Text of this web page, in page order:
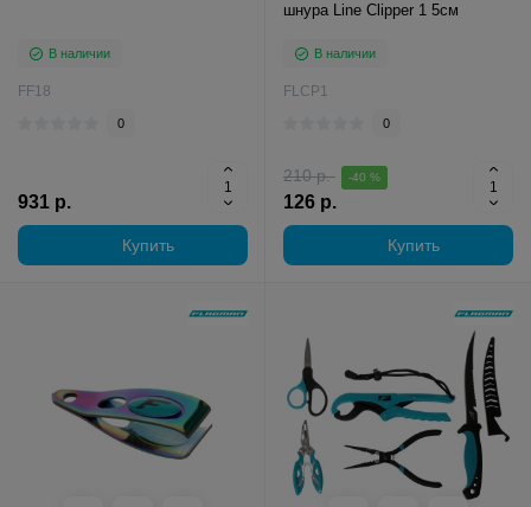
В наличии
FF18
0
931 р.
Купить
шнура Line Clipper 1 5см
В наличии
FLCP1
0
210 р. -40 %
126 р.
Купить